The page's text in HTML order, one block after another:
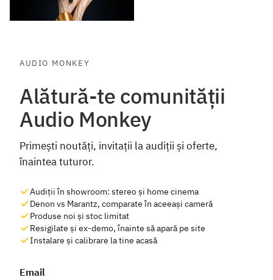
AUDIO MONKEY
Alătură-te comunității
Audio Monkey
Primești noutăți, invitații la audiții și oferte,
înaintea tuturor.
Audiții în showroom: stereo și home cinema
Denon vs Marantz, comparate în aceeași cameră
Produse noi și stoc limitat
Resigilate și ex-demo, înainte să apară pe site
Instalare și calibrare la tine acasă
Email